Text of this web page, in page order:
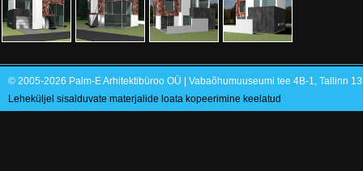
© 2005-2026 Palm-E Arhitektibüroo OÜ | Vabaõhumuuseumi tee 4B-1, Tallinn
Leheküljel sisalduvate materjalide loata kopeerimine keelatud